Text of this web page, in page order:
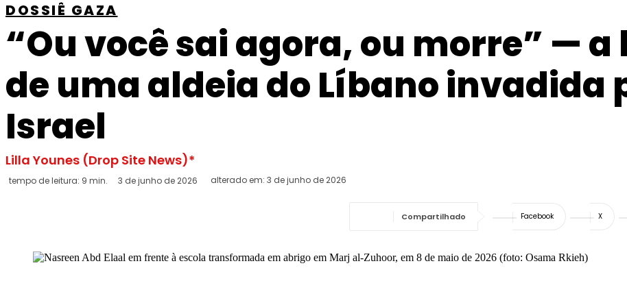
DOSSIÊ GAZA
“Ou você sai agora, ou morre” —
de uma aldeia do Líbano invadida
Israel
Lilla Younes (Drop Site News)*
tempo de leitura: 9 min. 3 de junho de 2026 alterado em: 3 de junho de 2026
Compartilhado Facebook X